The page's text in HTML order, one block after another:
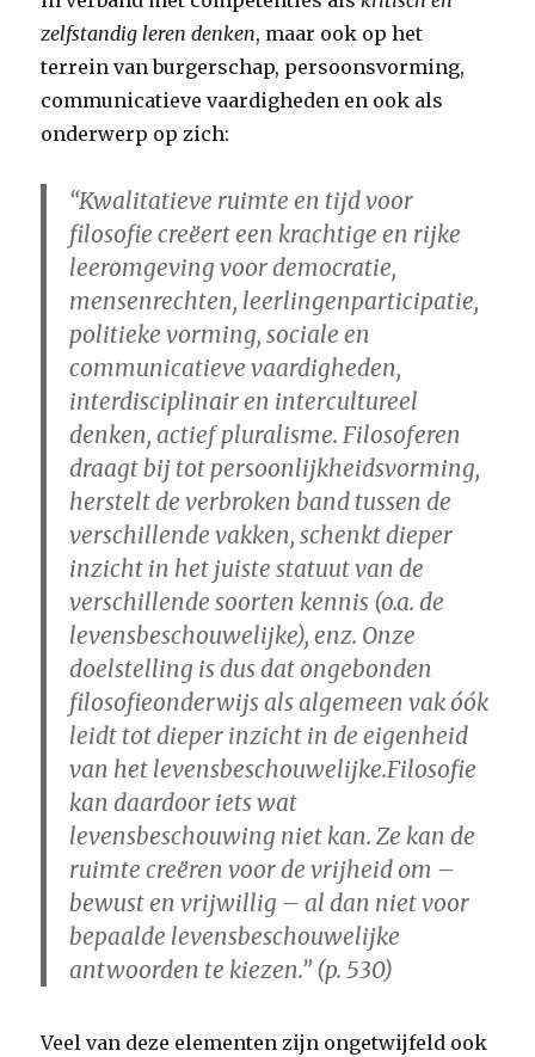
zelfstandig leren denken, maar ook op het
terrein van burgerschap, persoonsvorming,
communicatieve vaardigheden en ook als
onderwerp op zich:
“Kwalitatieve ruimte en tijd voor
filosofie creëert een krachtige en rijke
leeromgeving voor democratie,
mensenrechten, leerlingenparticipatie,
politieke vorming, sociale en
communicatieve vaardigheden,
interdisciplinair en intercultureel
denken, actief pluralisme. Filosoferen
draagt bij tot persoonlijkheidsvorming,
herstelt de verbroken band tussen de
verschillende vakken, schenkt dieper
inzicht in het juiste statuut van de
verschillende soorten kennis (o.a. de
levensbeschouwelijke), enz. Onze
doelstelling is dus dat ongebonden
filosofieonderwijs als algemeen vak óók
leidt tot dieper inzicht in de eigenheid
van het levensbeschouwelijke.Filosofie
kan daardoor iets wat
levensbeschouwing niet kan. Ze kan de
ruimte creëren voor de vrijheid om –
bewust en vrijwillig – al dan niet voor
bepaalde levensbeschouwelijke
antwoorden te kiezen.” (p. 530)
Veel van deze elementen zijn ongetwijfeld ook